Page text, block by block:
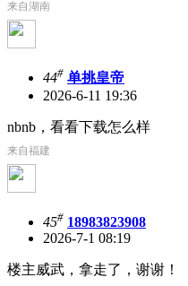
来自湖南
44# 单挑皇帝
2026-6-11 19:36
nbnb，看看下载怎么样
来自福建
45# 18983823908
2026-7-1 08:19
楼主威武，拿走了，谢谢！